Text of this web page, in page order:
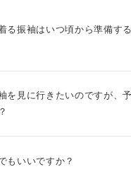
る振袖はいつ頃から準備す
を見に行きたいのですが、
もいいですか？